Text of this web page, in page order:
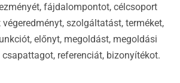
fájdalompontot, célcsoport
szolgáltatást, terméket,
előnyt, megoldást, megoldási
referenciát, bizonyítékot.